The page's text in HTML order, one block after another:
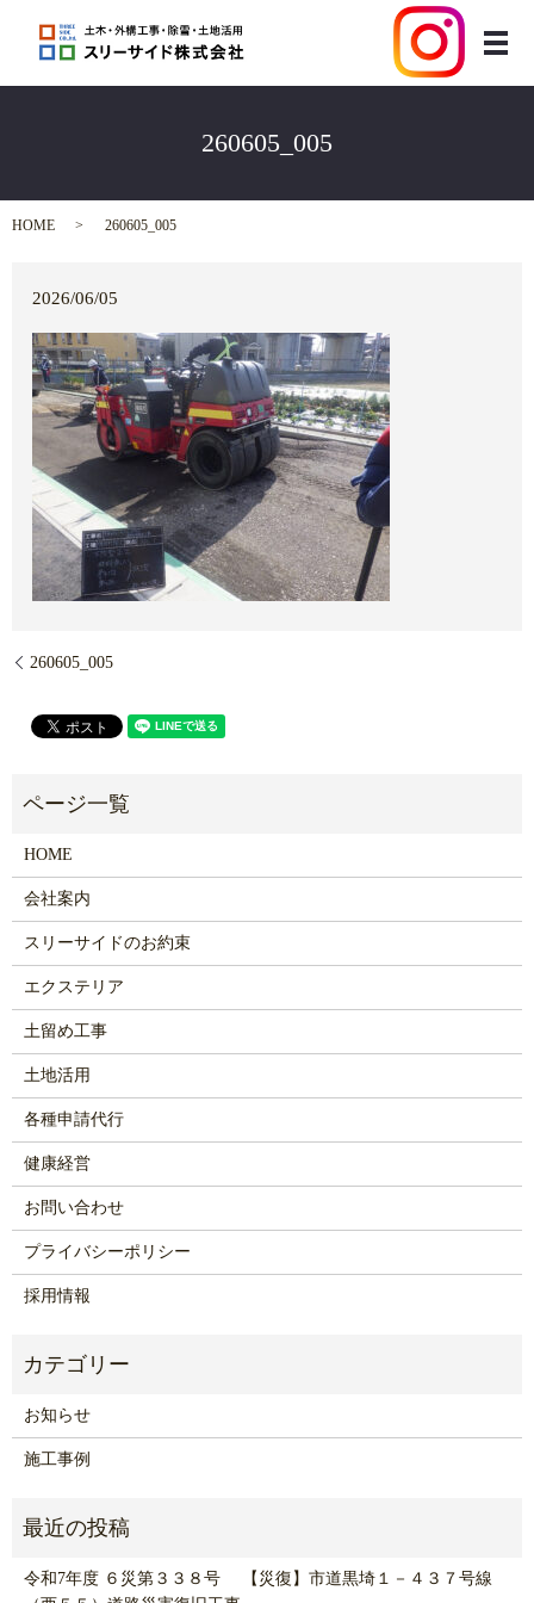
メ
260605_005
HOME 260605_005
2026/06/05
260605_005
HOME
会社案内
スリーサイドのお約束
エクステリア
土留め工事
土地活用
各種申請代行
健康経営
お問い合わせ
プライバシーポリシー
採用情報
お知らせ
施工事例
令和7年度 ６災第３３８号 【災復】市道黒埼１－４３７号線